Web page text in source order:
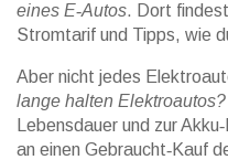
eines E‑Autos. Dort
Stromtarif und Tipps, wie
Aber nicht jedes
lange halten Elektroautos?
Lebensdauer und zur
an einen Gebraucht‑Kauf